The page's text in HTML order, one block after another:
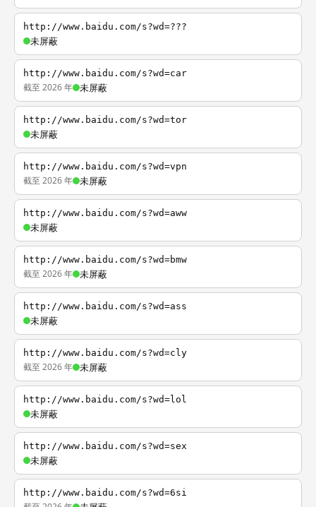
http://www.baidu.com/s?wd=???
未屏蔽
http://www.baidu.com/s?wd=car
截至 2026 年 未屏蔽
http://www.baidu.com/s?wd=tor
未屏蔽
http://www.baidu.com/s?wd=vpn
截至 2026 年 未屏蔽
http://www.baidu.com/s?wd=aww
未屏蔽
http://www.baidu.com/s?wd=bmw
截至 2026 年 未屏蔽
http://www.baidu.com/s?wd=ass
未屏蔽
http://www.baidu.com/s?wd=cly
截至 2026 年 未屏蔽
http://www.baidu.com/s?wd=lol
未屏蔽
http://www.baidu.com/s?wd=sex
未屏蔽
http://www.baidu.com/s?wd=6si